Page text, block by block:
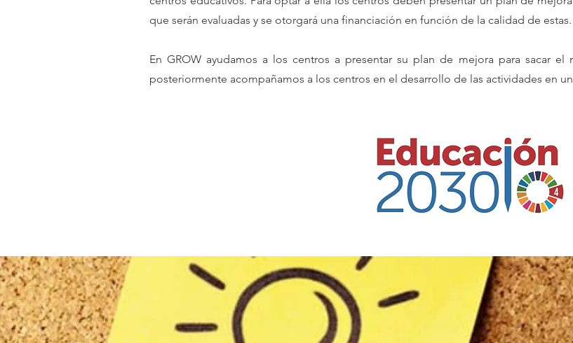
que serán evaluadas y se otorgará una financiación en función de la calidad de estas.
En GROW ayudamos a los centros a presentar su plan de mejora para sacar el
posteriormente acompañamos a los centros en el desarrollo de las actividades en